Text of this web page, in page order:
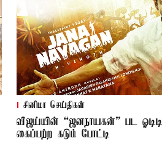
சினிமா செய்திகள்
விஜய்யின் “ஜனநாயகன்” பட
கைப்பற்ற கடும் போட்டி